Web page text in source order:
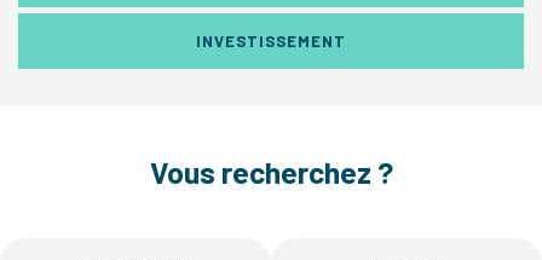
INVESTISSEMENT
Vous recherchez ?